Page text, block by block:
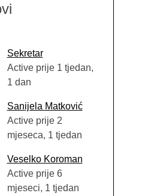
Sekretar
Active prije 1 tjedan,
1 dan
Sanijela Matković
Active prije 2
mjeseca, 1 tjedan
Veselko Koroman
Active prije 6
mjeseci, 1 tjedan